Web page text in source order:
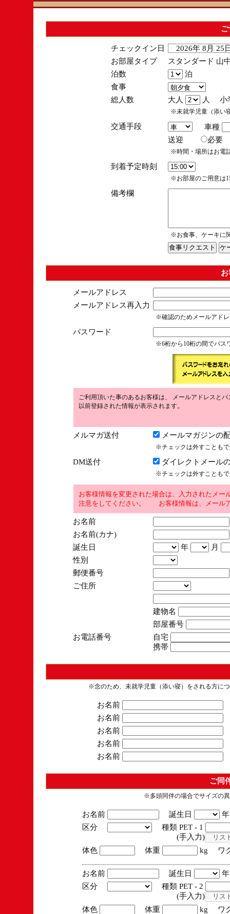
チェックイン日
2026年 8月
お部屋タイプ
スタンダード 山
泊数
泊
食事
総人数
大人 人 小
※未就学児童（添い
交通手段
車種
送迎
必
※時間・場所はお電
到着予定時刻
※お部屋のご用意は
備考欄
※お食事、ケーキに
メールアドレス
メールアドレス再入力
※確認のためメールアド
パスワード
※6桁から10桁の間でパス
ご利用頂いた事のあるお客様は、 メールアドレスと
以前登録された情報が表示されます。
メルマガ送付 メールマガジンの
※チェックは外すことも
DM送付 ダイレクトメール
※チェックは外すことも
お客様情報を変更された場合は、入力されたメ
注意をしてください。 お客様情報は、メール
お名前
お名前(カナ)
誕生日
年
月
性別
郵便番号
ご住所
建物名
部屋番号
お電話番号
自宅
携帯
※念のため、未就学児童（添い寝）をされる方に
お名前
お名前
お名前
お名前
お名前
ご同
※多頭同伴の場合でサイズの
お名前 誕生日
区分
種類 PET - 1
(手入力)
体色
体重 kg ワ
お名前 誕生日
区分
種類 PET - 2
(手入力)
体色
体重 kg ワ